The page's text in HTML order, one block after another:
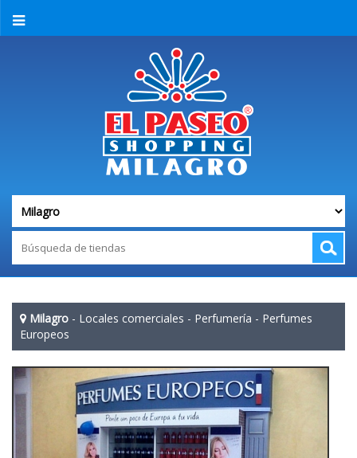
Milagro - Locales comerciales - Perfumería - Perfumes
Europeos